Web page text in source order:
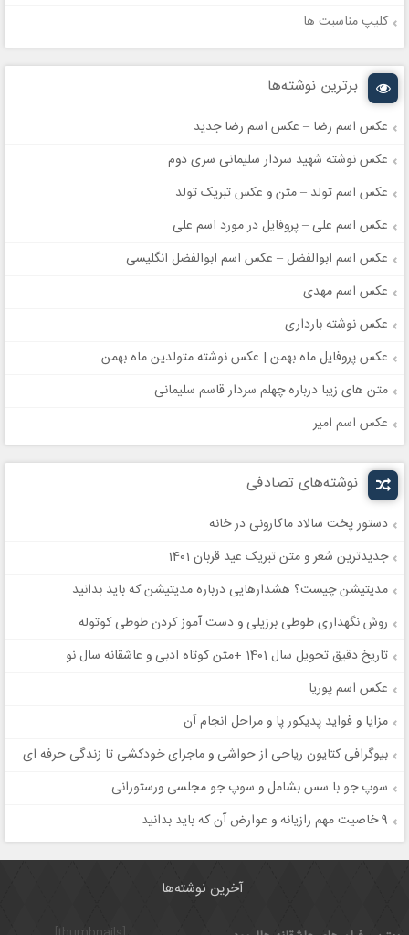
کلیپ مناسبت ها
برترین نوشته‌ها
عکس اسم رضا – عکس اسم رضا جدید
عکس نوشته شهید سردار سلیمانی سری دوم
عکس اسم تولد – متن و عکس تبریک تولد
عکس اسم علی – پروفایل در مورد اسم علی
عکس اسم ابوالفضل – عکس اسم ابوالفضل انگلیسی
عکس اسم مهدی
عکس نوشته بارداری
عکس پروفایل ماه بهمن | عکس نوشته متولدین ماه بهمن
متن های زیبا درباره چهلم سردار قاسم سلیمانی
عکس اسم امیر
نوشته‌های تصادفی
دستور پخت سالاد ماکارونی در خانه
جدیدترین شعر و متن تبریک عید قربان 1401
مدیتیشن چیست؟ هشدارهایی درباره مدیتیشن که باید بدانید
روش نگهداری طوطی برزیلی و دست آموز کردن طوطی کوتوله
تاریخ دقیق تحویل سال 1401 +متن کوتاه ادبی و عاشقانه سال نو
عکس اسم پوریا
مزایا و فواید پدیکور پا و مراحل انجام آن
بیوگرافی کتایون ریاحی از حواشی و ماجرای خودکشی تا زندگی حرفه ای
سوپ جو با سس بشامل و سوپ جو مجلسی ورستورانی
9 خاصیت مهم رازیانه و عوارض آن که باید بدانید
آخرین نوشته‌ها